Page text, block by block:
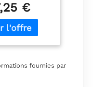
plaquée
en faille
€
fournies par